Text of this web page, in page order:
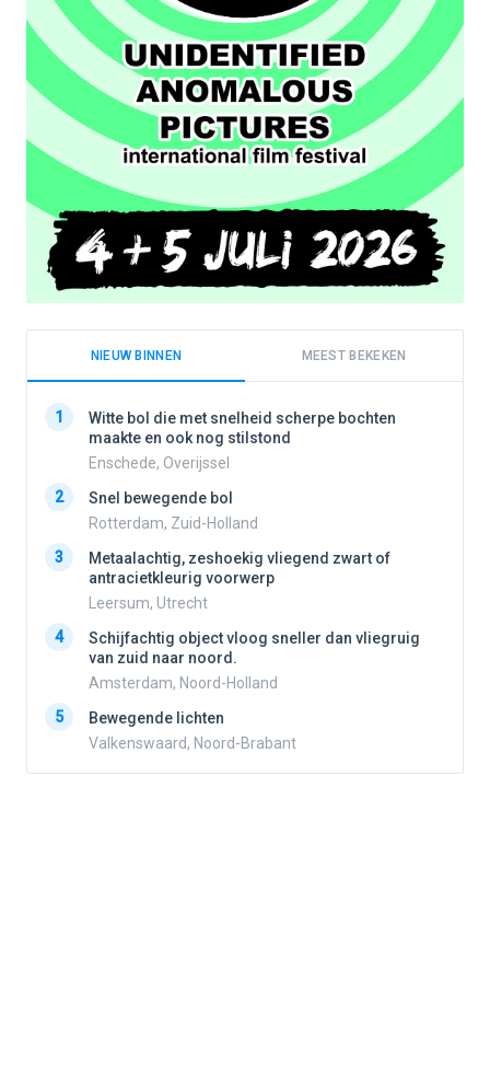
NIEUW BINNEN MEEST BEKEKEN
1
Witte bol die met snelheid scherpe bochten
maakte en ook nog stilstond
Enschede, Overijssel
2
Snel bewegende bol
Rotterdam, Zuid-Holland
3
Metaalachtig, zeshoekig vliegend zwart of
antracietkleurig voorwerp
Leersum, Utrecht
4
Schijfachtig object vloog sneller dan vliegruig
van zuid naar noord.
Amsterdam, Noord-Holland
5
Bewegende lichten
Valkenswaard, Noord-Brabant